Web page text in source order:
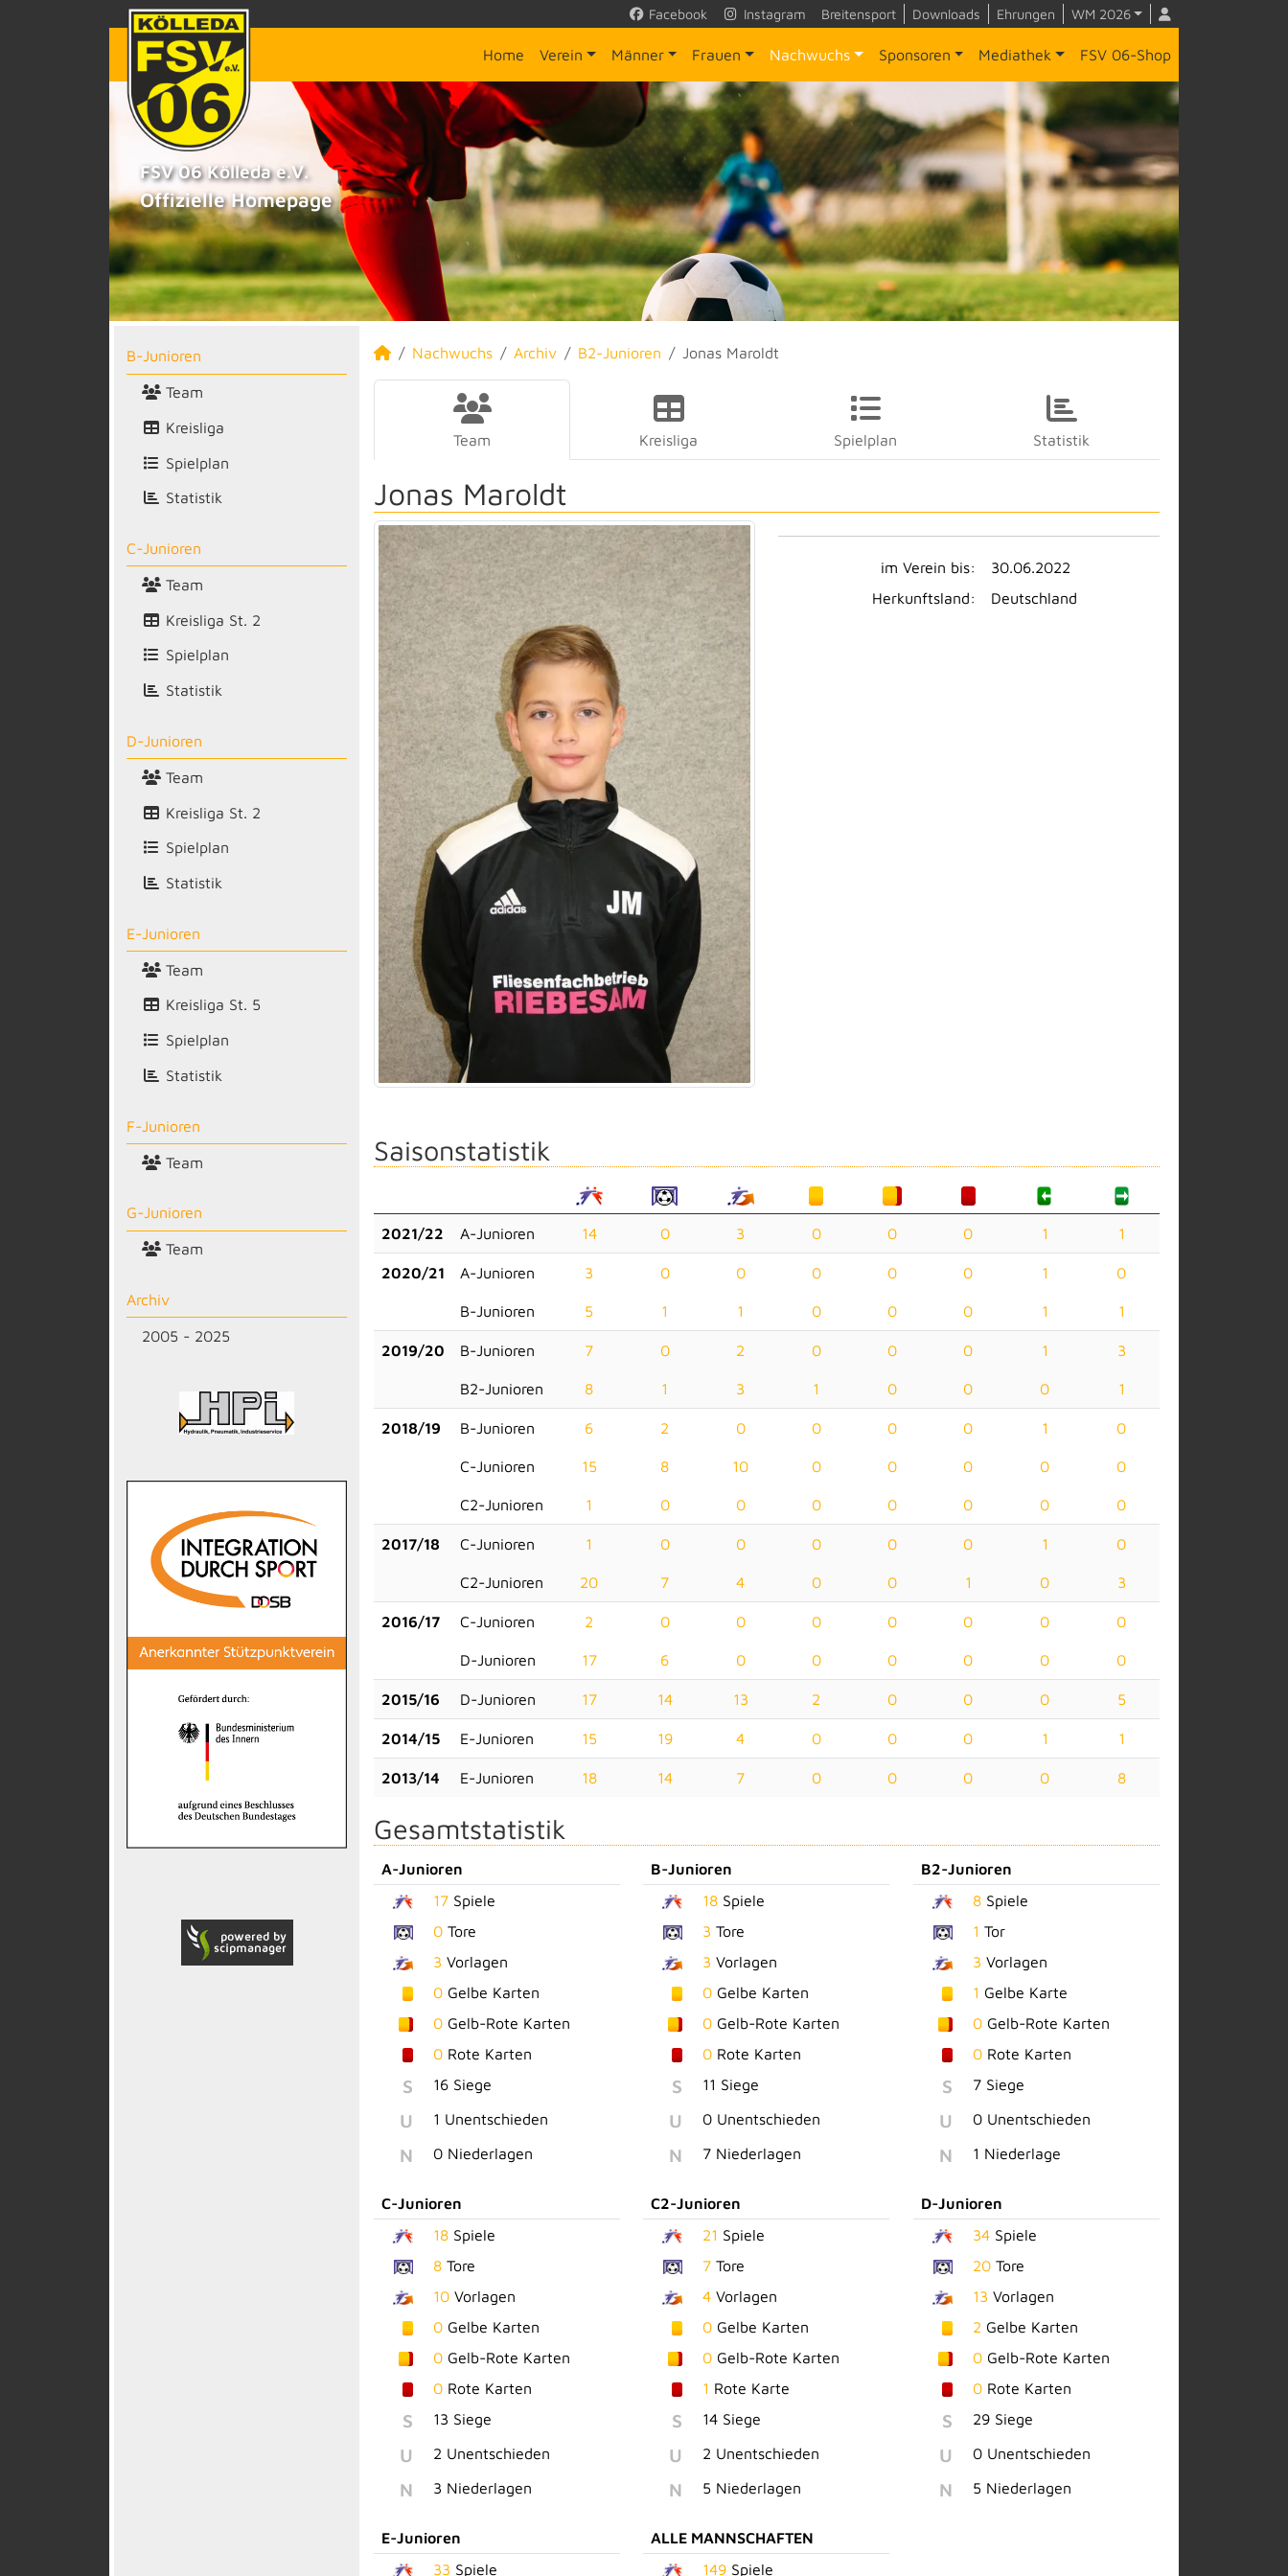
Facebook Instagram Breitensport Downloads Ehrungen WM 2026
Home Verein Männer Frauen Nachwuchs Sponsoren Mediathek FSV 06-Shop
FSV 06 Kölleda e.V.
Offizielle Homepage
B-Junioren
Team
Kreisliga
Spielplan
Statistik
C-Junioren
Team
Kreisliga St. 2
Spielplan
Statistik
D-Junioren
Team
Kreisliga St. 2
Spielplan
Statistik
E-Junioren
Team
Kreisliga St. 5
Spielplan
Statistik
F-Junioren
Team
G-Junioren
Team
Archiv
2005 - 2025
Nachwuchs Archiv B2-Junioren Jonas Maroldt
Team Kreisliga Spielplan Statistik
Jonas Maroldt
im Verein bis:
30.06.2022
Herkunftsland:
Deutschland
Saisonstatistik
2021/22 A-Junioren 14 0 3 0 0 0 1 1
2020/21 A-Junioren 3 0 0 0 0 0 1 0
B-Junioren 5 1 1 0 0 0 1 1
2019/20 B-Junioren 7 0 2 0 0 0 1 3
B2-Junioren 8 1 3 1 0 0 0 1
2018/19 B-Junioren 6 2 0 0 0 0 1 0
C-Junioren 15 8 10 0 0 0 0 0
C2-Junioren 1 0 0 0 0 0 0 0
2017/18 C-Junioren 1 0 0 0 0 0 1 0
C2-Junioren 20 7 4 0 0 1 0 3
2016/17 C-Junioren 2 0 0 0 0 0 0 0
D-Junioren 17 6 0 0 0 0 0 0
2015/16 D-Junioren 17 14 13 2 0 0 0 5
2014/15 E-Junioren 15 19 4 0 0 0 1 1
2013/14 E-Junioren 18 14 7 0 0 0 0 8
Gesamtstatistik
A-Junioren
17 Spiele
0 Tore
3 Vorlagen
0 Gelbe Karten
0 Gelb-Rote Karten
0 Rote Karten
S 16 Siege
U 1 Unentschieden
N 0 Niederlagen
B-Junioren
18 Spiele
3 Tore
3 Vorlagen
0 Gelbe Karten
0 Gelb-Rote Karten
0 Rote Karten
S 11 Siege
U 0 Unentschieden
N 7 Niederlagen
B2-Junioren
8Spiele
1 Tor
3 Vorlagen
1 Gelbe Karte
0Gelb-Rote Karten
0Rote Karten
S 7 Siege
U 0 Unentschieden
N 1 Niederlage
C-Junioren
18 Spiele
8 Tore
10 Vorlagen
0 Gelbe Karten
0 Gelb-Rote Karten
0 Rote Karten
S 13 Siege
U 2 Unentschieden
N 3 Niederlagen
C2-Junioren
21 Spiele
7 Tore
4 Vorlagen
0 Gelbe Karten
0 Gelb-Rote Karten
1 Rote Karte
S 14 Siege
U 2 Unentschieden
N 5 Niederlagen
D-Junioren
34Spiele
20Tore
13 Vorlagen
2 Gelbe Karten
0Gelb-Rote Karten
0Rote Karten
S 29 Siege
U 0 Unentschieden
N 5 Niederlagen
E-Junioren
33 Spiele
ALLE MANNSCHAFTEN
149 Spiele